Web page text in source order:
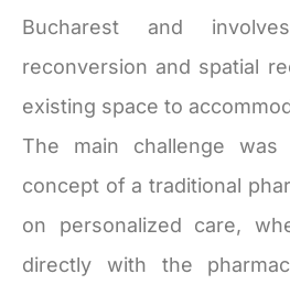
Bucharest and
reconversion and spatial
existing space to
The main challenge
concept of a traditional
on personalized care,
directly with the